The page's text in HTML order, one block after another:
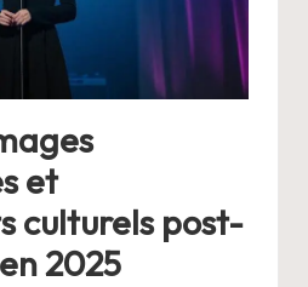
et
culturels post-
2025